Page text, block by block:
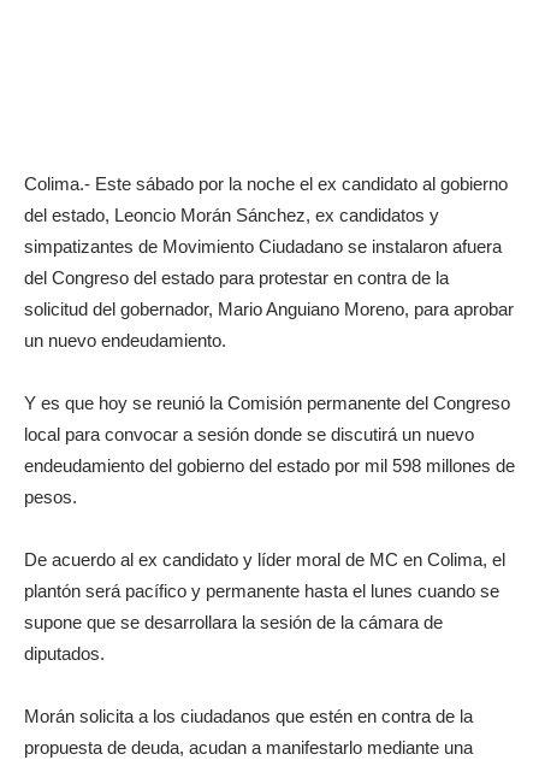
Colima.- Este sábado por la noche el ex candidato al gobierno
del estado, Leoncio Morán Sánchez, ex candidatos y
simpatizantes de Movimiento Ciudadano se instalaron afuera
del Congreso del estado para protestar en contra de la
solicitud del gobernador, Mario Anguiano Moreno, para aprobar
un nuevo endeudamiento.
Y es que hoy se reunió la Comisión permanente del Congreso
local para convocar a sesión donde se discutirá un nuevo
endeudamiento del gobierno del estado por mil 598 millones de
pesos.
De acuerdo al ex candidato y líder moral de MC en Colima, el
plantón será pacífico y permanente hasta el lunes cuando se
supone que se desarrollara la sesión de la cámara de
diputados.
Morán solicita a los ciudadanos que estén en contra de la
propuesta de deuda, acudan a manifestarlo mediante una